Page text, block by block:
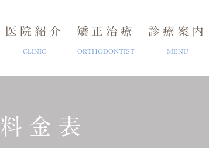
医院紹介
CLINIC
矯正治療
ORTHODONTIST
診療案内
MENU
料金表